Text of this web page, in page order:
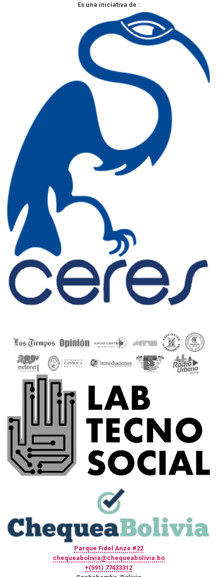
Es una iniciativa de :
Parque Fidel Anze #22
chequeabolivia@chequeabolivia.bo
+(591) 77433312